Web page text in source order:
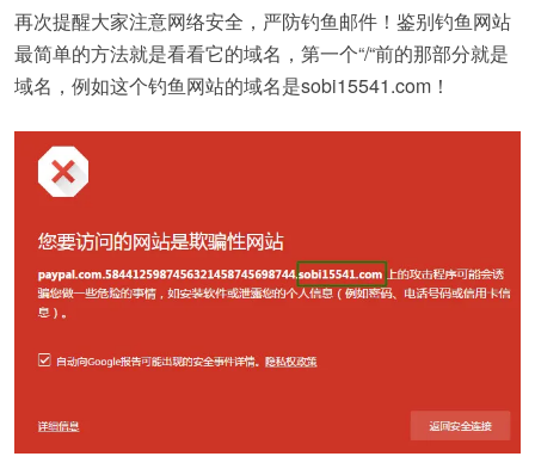
再次提醒大家注意网络安全，严防钓鱼邮件！鉴别钓鱼网站
最简单的方法就是看看它的域名，第一个“/“前的那部分就是
域名，例如这个钓鱼网站的域名是sobi15541.com！